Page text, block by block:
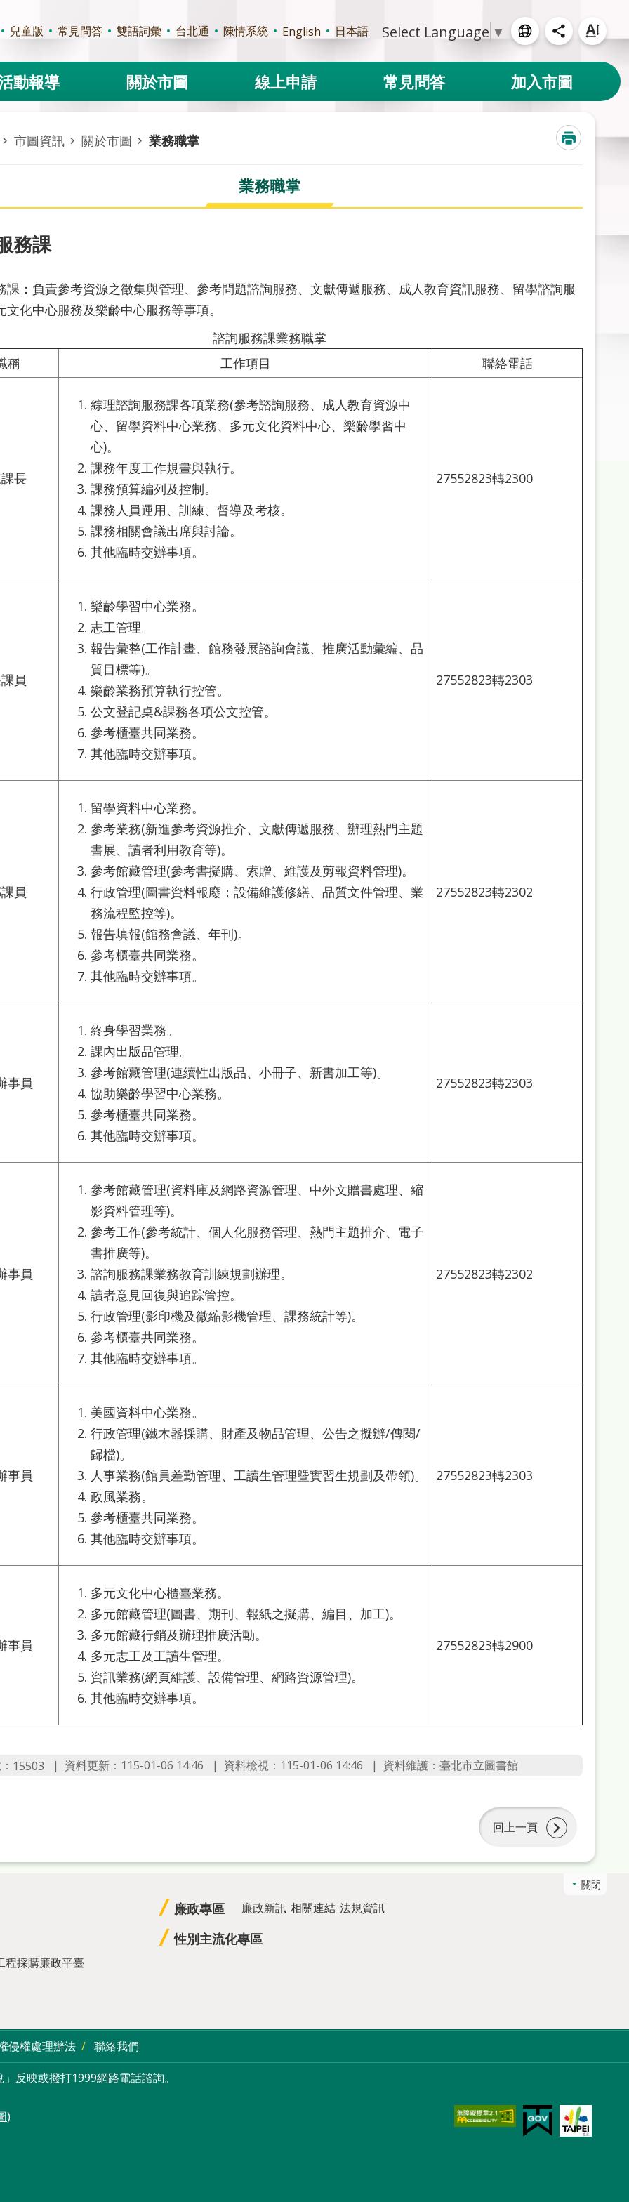
兒童版 常見問答 雙語詞彙 台北通 陳情系統 English 日本語 Select Language ▼
動報導 關於市圖 線上申請 常見問答 加入市圖
市圖資訊 關於市圖 業務職掌
業務職掌
務課
課：負責參考資源之徵集與管理、參考問題諮詢服務、文獻傳遞服務、成人教育資訊服務、留學諮詢服
文化中心服務及樂齡中心服務等事項。
諮詢服務課業務職掌
稱
工作項目 聯絡電話
長
綜理諮詢服務課各項業務(參考諮詢服務、成人教育資源中
心、留學資料中心業務、多元文化資料中心、樂齡學習中
心)。
課務年度工作規畫與執行。
課務預算編列及控制。
課務人員運用、訓練、督導及考核。
課務相關會議出席與討論。
其他臨時交辦事項。
27552823轉2300
員
樂齡學習中心業務。
志工管理。
報告彙整(工作計畫、館務發展諮詢會議、推廣活動彙編、品
質目標等)。
樂齡業務預算執行控管。
公文登記桌&課務各項公文控管。
參考櫃臺共同業務。
其他臨時交辦事項。
27552823轉2303
員
留學資料中心業務。
參考業務(新進參考資源推介、文獻傳遞服務、辦理熱門主題
書展、讀者利用教育等)。
參考館藏管理(參考書擬購、索贈、維護及剪報資料管理)。
行政管理(圖書資料報廢；設備維護修繕、品質文件管理、業
務流程監控等)。
報告填報(館務會議、年刊)。
參考櫃臺共同業務。
其他臨時交辦事項。
27552823轉2302
事員
終身學習業務。
課內出版品管理。
參考館藏管理(連續性出版品、小冊子、新書加工等)。
協助樂齡學習中心業務。
參考櫃臺共同業務。
其他臨時交辦事項。
27552823轉2303
事員
參考館藏管理(資料庫及網路資源管理、中外文贈書處理、縮
影資料管理等)。
參考工作(參考統計、個人化服務管理、熱門主題推介、電子
書推廣等)。
諮詢服務課業務教育訓練規劃辦理。
讀者意見回復與追踪管控。
行政管理(影印機及微縮影機管理、課務統計等)。
參考櫃臺共同業務。
其他臨時交辦事項。
27552823轉2302
事員
美國資料中心業務。
行政管理(鐵木器採購、財產及物品管理、公告之擬辦/傳閱/
歸檔)。
人事業務(館員差勤管理、工讀生管理曁實習生規劃及帶領)。
政風業務。
參考櫃臺共同業務。
其他臨時交辦事項。
27552823轉2303
事員
多元文化中心櫃臺業務。
多元館藏管理(圖書、期刊、報紙之擬購、編目、加工)。
多元館藏行銷及辦理推廣活動。
多元志工及工讀生管理。
資訊業務(網頁維護、設備管理、網路資源管理)。
其他臨時交辦事項。
27552823轉2900
15503 資料更新：115-01-06 14:46 資料檢視：115-01-06 14:46 資料維護：臺北市立圖書館
回上一頁
關閉
程採購廉政平臺
廉政專區 廉政新訊 相關連結 法規資訊
性別主流化專區
侵權處理辦法 聯絡我們
反映或撥打1999網路電話諮詢。
)